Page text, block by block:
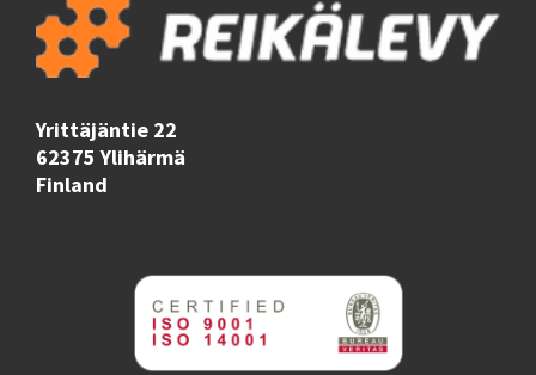
Yrittäjäntie 22
62375 Ylihärmä
Finland